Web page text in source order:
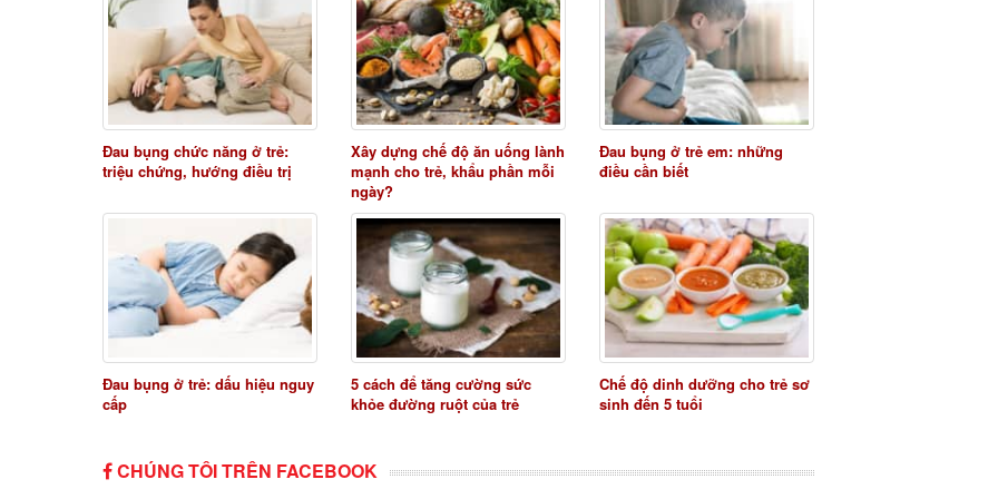
Đau bụng chức năng ở trẻ:
triệu chứng, hướng điều trị
Xây dựng chế độ ăn uống lành
mạnh cho trẻ, khẩu phần mỗi
ngày?
Đau bụng ở trẻ em: những
điều cần biết
Đau bụng ở trẻ: dấu hiệu nguy
cấp
5 cách để tăng cường sức
khỏe đường ruột của trẻ
Chế độ dinh dưỡng cho trẻ sơ
sinh đến 5 tuổi
CHÚNG TÔI TRÊN FACEBOOK